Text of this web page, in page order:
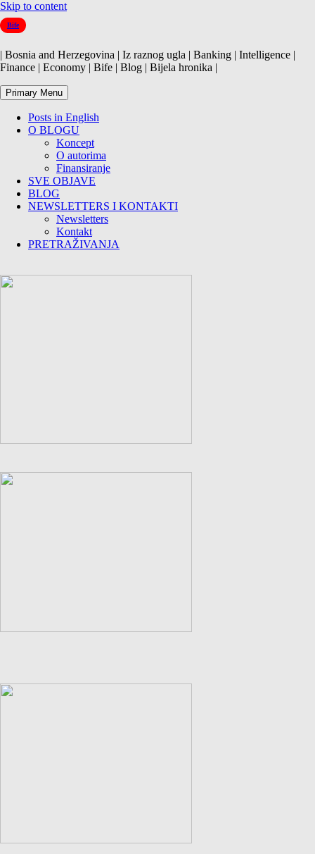
Skip to content
Bife
| Bosnia and Herzegovina | Iz raznog ugla | Banking | Intelligence |
Finance | Economy | Bife | Blog | Bijela hronika |
Primary Menu
Posts in English
O BLOGU
Koncept
O autorima
Finansiranje
SVE OBJAVE
BLOG
NEWSLETTERS I KONTAKTI
Newsletters
Kontakt
PRETRAŽIVANJA